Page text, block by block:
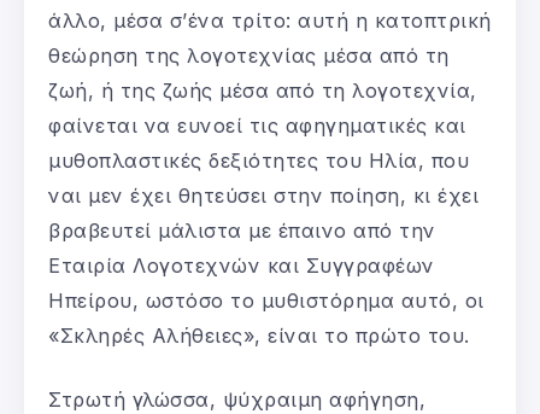
άλλο, μέσα σ’ένα τρίτο: αυτή η κατοπτρική
θεώρηση της λογοτεχνίας μέσα από τη
ζωή, ή της ζωής μέσα από τη λογοτεχνία,
φαίνεται να ευνοεί τις αφηγηματικές και
μυθοπλαστικές δεξιότητες του Ηλία, που
ναι μεν έχει θητεύσει στην ποίηση, κι έχει
βραβευτεί μάλιστα με έπαινο από την
Εταιρία Λογοτεχνών και Συγγραφέων
Ηπείρου, ωστόσο το μυθιστόρημα αυτό, οι
«Σκληρές Αλήθειες», είναι το πρώτο του.
Στρωτή γλώσσα, ψύχραιμη αφήγηση,